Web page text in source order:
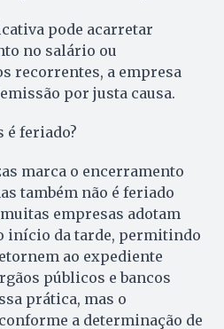
pode acarretar
no salário ou
recorrentes, a empresa
por justa causa.
é feriado?
marca o encerramento
também não é feriado
empresas adotam
início da tarde, permitindo
ao expediente
públicos e bancos
prática, mas o
a determinação de